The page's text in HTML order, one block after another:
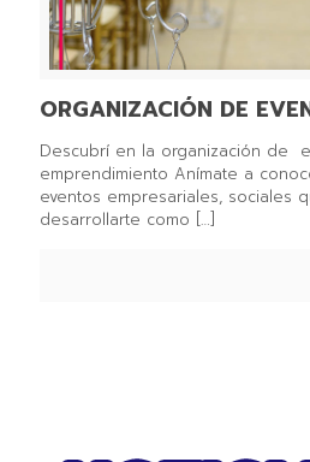
ORGANIZACIÓN DE
Descubrí en la organización de
emprendimiento Anímate a
eventos empresariales, sociales
desarrollarte como […]